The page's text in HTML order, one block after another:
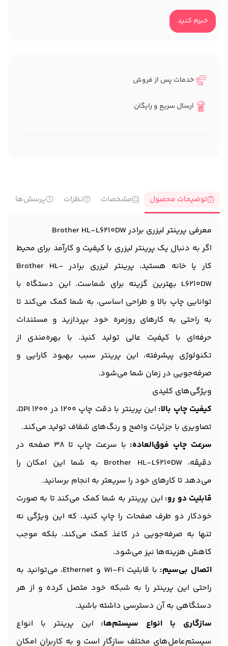
خبرم کنید
خدمات پس از فروش
ارسال سریع و رایگان
توضیحات محصول مشخصات نظرات پرسش‌ها
معرفی پرینتر لیزری برادر Brother HL-L6210DW
اگر به دنبال یک پرینتر لیزری با کیفیت و کارآمد برای محیط
کار یا خانه هستید، پرینتر لیزری برادر Brother HL-
L6210DW بهترین گزینه برای شماست. این دستگاه با
توانایی چاپ بالا و طراحی اساسی، به شما کمک می‌کند تا
به راحتی به کارهای روزمره خود بپردازید و مستندات
حرفه‌ای با کیفیت عالی تولید کنید. با بهره‌مندی از
تکنولوژی پیشرفته، این پرینتر سبب بهبود کارایی و
صرفه‌جویی در زمان شما می‌شود.
ویژگی‌های کلیدی
کیفیت چاپ بالا:
این پرینتر با دقت چاپ 1200 در 1200 DPI،
تصاویری با جزئیات واضح و رنگ‌های شفاف تولید می‌کند.
سرعت چاپ فوق‌العاده:
با سرعت چاپ تا 38 صفحه در
دقیقه، Brother HL-L6210DW به شما این امکان را
می‌دهد تا کارهای خود را سریعتر به انجام برسانید.
قابلیت دو رو: این پرینتر به شما کمک می‌کند تا به صورت
خودکار دو طرف صفحات را چاپ کنید، که این ویژگی نه
تنها به صرفه‌جویی در کاغذ کمک می‌کند، بلکه موجب
کاهش هزینه‌ها نیز می‌شود.
اتصال بی‌سیم:
با قابلیت Wi-Fi و Ethernet، می‌توانید به
راحتی این پرینتر را به شبکه خود متصل کرده و از هر
دستگاهی به آن دسترسی داشته باشید.
سازگاری با انواع سیستم‌ها: این پرینتر با انواع
سیستم‌عامل‌های مختلف سازگار است و به کاربران امکان